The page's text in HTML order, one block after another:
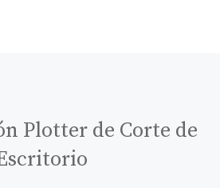
Plotter de Corte de